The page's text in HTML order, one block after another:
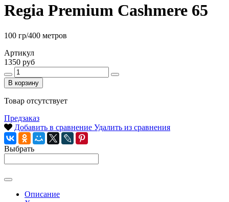
Regia Premium Cashmere 65
100 гр/400 метров
Артикул
1350 руб
В корзину
Товар отсутствует
Предзаказ
Добавить в сравнение Удалить из сравнения
Выбрать
Описание